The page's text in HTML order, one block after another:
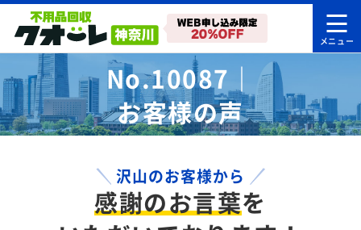
No.10087｜
お客様の声
沢山のお客様から
感謝のお言葉を